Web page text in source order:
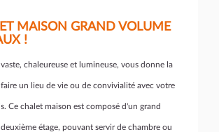
MAISON GRAND VOLUME
!
chaleureuse et lumineuse, vous donne la
un lieu de vie ou de convivialité avec votre
Ce chalet maison est composé d'un grand
étage, pouvant servir de chambre ou